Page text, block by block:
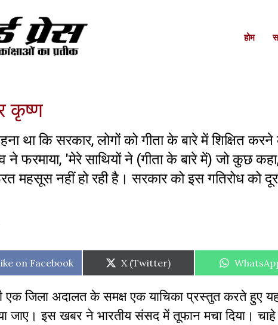
होम
कृष्ण
था कि सरकार, लोगों को गीता के बारे में शिक्षित करने
ने फरमाया, 'मेरे साथियों ने (गीता के बारे में) जो कुछ
महसूस नहीं हो रही है। सरकार को इस गतिरोध को
on Facebook
Share
on
X (Twitter)
Share
जिला अदालत के समक्ष एक याचिका प्रस्तुत करते हुए यह
जाए। इस खबर ने भारतीय संसद में तूफान मचा दिया। चाहे